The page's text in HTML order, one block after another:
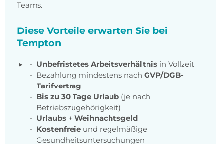
Teams.
Diese Vorteile erwarten Sie bei
Tempton
Unbefristetes Arbeitsverhältnis in Vollzeit
Bezahlung mindestens nach GVP/DGB-
Tarifvertrag
Bis zu 30 Tage Urlaub (je nach
Betriebszugehörigkeit)
Urlaubs + Weihnachtsgeld
Kostenfreie und regelmäßige
Gesundheitsuntersuchungen